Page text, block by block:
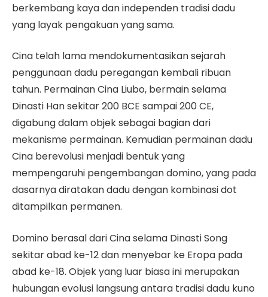
berkembang kaya dan independen tradisi dadu
yang layak pengakuan yang sama.
Cina telah lama mendokumentasikan sejarah
penggunaan dadu peregangan kembali ribuan
tahun. Permainan Cina Liubo, bermain selama
Dinasti Han sekitar 200 BCE sampai 200 CE,
digabung dalam objek sebagai bagian dari
mekanisme permainan. Kemudian permainan dadu
Cina berevolusi menjadi bentuk yang
mempengaruhi pengembangan domino, yang pada
dasarnya diratakan dadu dengan kombinasi dot
ditampilkan permanen.
Domino berasal dari Cina selama Dinasti Song
sekitar abad ke-12 dan menyebar ke Eropa pada
abad ke-18. Objek yang luar biasa ini merupakan
hubungan evolusi langsung antara tradisi dadu kuno